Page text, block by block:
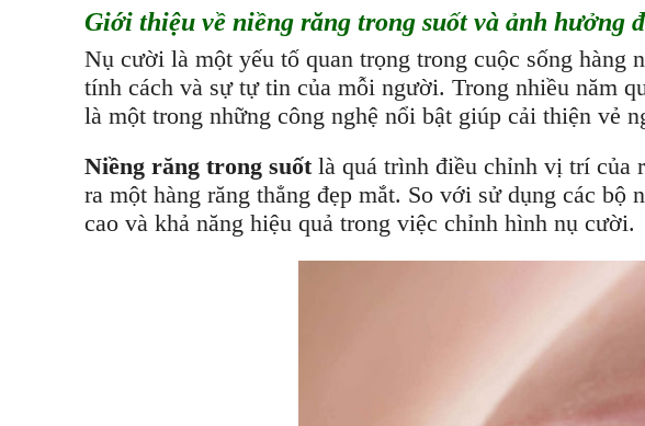
Giới thiệu về niềng răng trong suốt và ảnh hưởng
Nụ cười là một yếu tố quan trọng trong cuộc sống hàng
tính cách và sự tự tin của mỗi người. Trong nhiều năm
là một trong những công nghệ nổi bật giúp cải thiện vẻ
Niềng răng trong suốtlà quá trình điều chỉnh vị trí của
ra một hàng răng thẳng đẹp mắt. So với sử dụng các bộ
cao và khả năng hiệu quả trong việc chỉnh hình nụ cười.